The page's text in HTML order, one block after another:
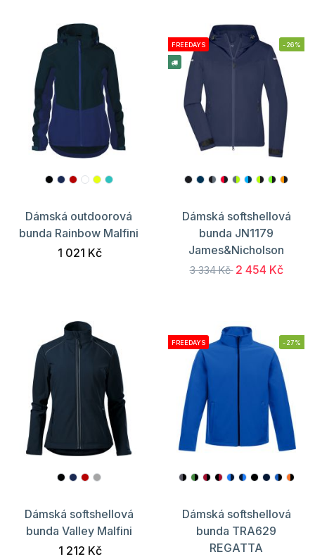
Dámská outdoorová
bunda Rainbow Malfini
1 021 Kč
FREEDAYS -26%
Dámská softshellová
bunda JN1179
James&Nicholson
3 334 Kč 2 454 Kč
Dámská softshellová
bunda Valley Malfini
1 212 Kč
FREEDAYS -27%
Dámská softshellová
bunda TRA629
REGATTA